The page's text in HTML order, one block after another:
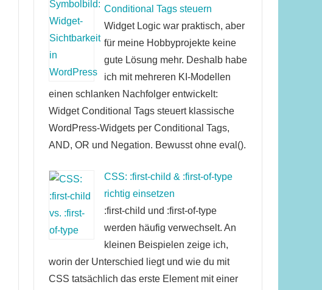
Conditional Tags steuern
Widget Logic war praktisch, aber
für meine Hobbyprojekte keine
gute Lösung mehr. Deshalb habe
ich mit mehreren KI-Modellen
einen schlanken Nachfolger entwickelt:
Widget Conditional Tags steuert klassische
WordPress-Widgets per Conditional Tags,
AND, OR und Negation. Bewusst ohne eval().
CSS: :first-child & :first-of-type
richtig einsetzen
:first-child und :first-of-type
werden häufig verwechselt. An
kleinen Beispielen zeige ich,
worin der Unterschied liegt und wie du mit
CSS tatsächlich das erste Element mit einer